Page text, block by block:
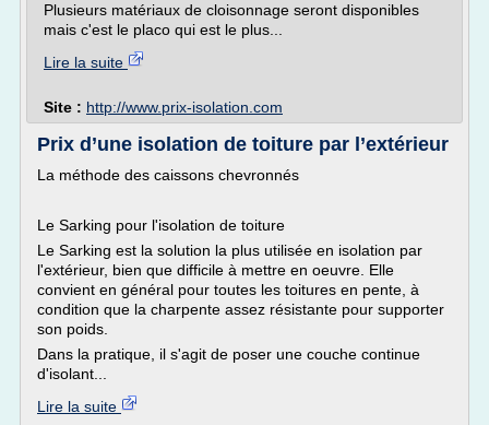
Plusieurs matériaux de cloisonnage seront disponibles
mais c'est le placo qui est le plus...
Lire la suite
Site : http://www.prix-isolation.com
Prix d’une isolation de toiture par l’extérieur
La méthode des caissons chevronnés
Le Sarking pour l'isolation de toiture
Le Sarking est la solution la plus utilisée en isolation par
l'extérieur, bien que difficile à mettre en oeuvre. Elle
convient en général pour toutes les toitures en pente, à
condition que la charpente assez résistante pour supporter
son poids.
Dans la pratique, il s'agit de poser une couche continue
d'isolant...
Lire la suite